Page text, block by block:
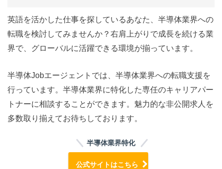
英語を活かした仕事を探しているあなた、半導体業界への
転職を検討してみませんか？右肩上がりで成長を続ける業
界で、グローバルに活躍できる環境が揃っています。
半導体Jobエージェントでは、半導体業界への転職支援を
行っています。半導体業界に特化した専任のキャリアパー
トナーに相談することができます。魅力的な非公開求人を
多数取り揃えてお待ちしております。
半導体業界特化
公式サイトはこちら